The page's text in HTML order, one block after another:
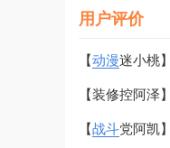
用户评价
【动漫迷小桃
【装修控阿泽
【战斗党阿凯